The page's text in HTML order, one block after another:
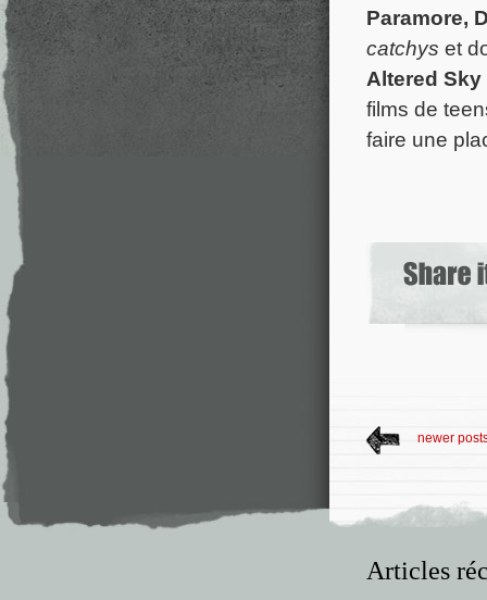
Paramore,
catchys et
Altered Sky
films de
faire une
newer
Articles